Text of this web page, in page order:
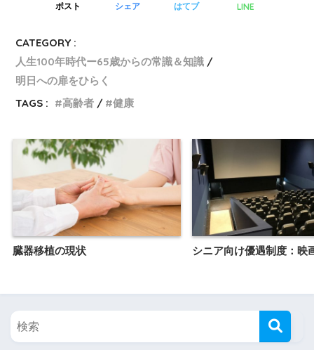
ポスト シェア はてブ LINE
CATEGORY :
人生100年時代ー65歳からの常識＆知識
明日への扉をひらく
TAGS :
高齢者 健康
臓器移植の現状 シニア向け優遇制度：映